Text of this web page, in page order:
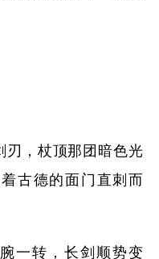
刃，杖顶那团暗色光
古德的面门直刺而
一转，长剑顺势变